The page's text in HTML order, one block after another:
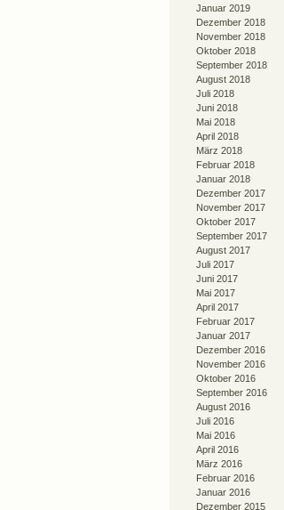
Januar 2019
Dezember 2018
November 2018
Oktober 2018
September 2018
August 2018
Juli 2018
Juni 2018
Mai 2018
April 2018
März 2018
Februar 2018
Januar 2018
Dezember 2017
November 2017
Oktober 2017
September 2017
August 2017
Juli 2017
Juni 2017
Mai 2017
April 2017
Februar 2017
Januar 2017
Dezember 2016
November 2016
Oktober 2016
September 2016
August 2016
Juli 2016
Mai 2016
April 2016
März 2016
Februar 2016
Januar 2016
Dezember 2015